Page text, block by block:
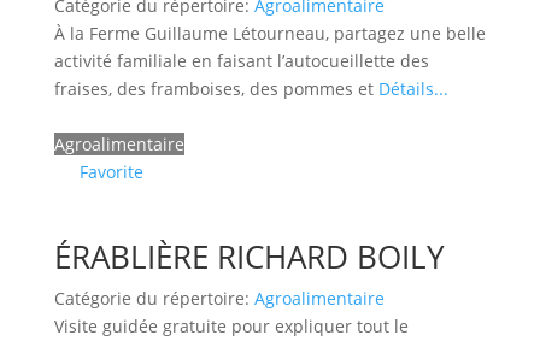
Catégorie du répertoire: Agroalimentaire
À la Ferme Guillaume Létourneau, partagez une belle
activité familiale en faisant l’autocueillette des
fraises, des framboises, des pommes et Détails...
Agroalimentaire
Favorite
ÉRABLIÈRE RICHARD BOILY
Catégorie du répertoire: Agroalimentaire
Visite guidée gratuite pour expliquer tout le